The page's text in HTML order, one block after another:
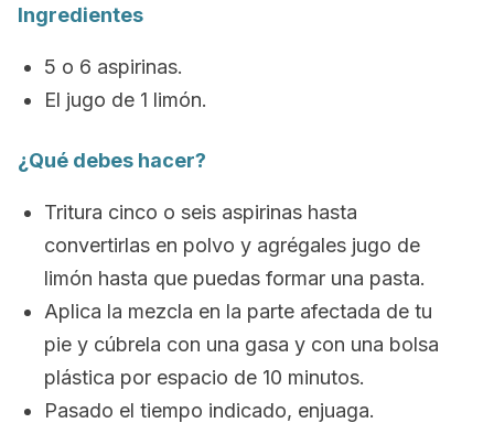
Ingredientes
5 o 6 aspirinas.
El jugo de 1 limón.
¿Qué debes hacer?
Tritura cinco o seis aspirinas hasta
convertirlas en polvo y agrégales jugo de
limón hasta que puedas formar una pasta.
Aplica la mezcla en la parte afectada de tu
pie y cúbrela con una gasa y con una bolsa
plástica por espacio de 10 minutos.
Pasado el tiempo indicado, enjuaga.